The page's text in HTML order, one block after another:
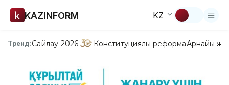
KAZINFORM KZ
Тренд:Сайлау-2026 Конституциялық реформаАрнайы